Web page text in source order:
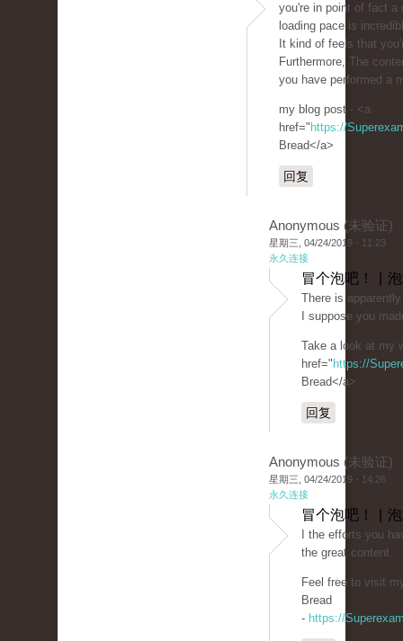
you're in point of fact a
loading pace is
It kind of feels that
Furthermore, The
you have performed a
my blog post - <a
href=" https://
Bread</a>
回复
Anonymous (未验证)
星期三, 04/24/2019 - 11:23
永久连接
冒个泡吧！ |
There is
I suppose you
Take a look at my
href=" https://
Bread</a>
回复
Anonymous (未验证)
星期三, 04/24/2019 - 14:26
永久连接
冒个泡吧！ |
I the efforts you
the great content.
Feel free to visit
Bread
- https://